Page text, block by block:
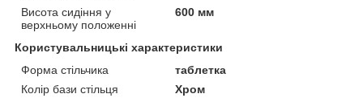
Висота сидіння у
верхньому положенні
600 мм
Користувальницькі характеристики
Форма стільчика
таблетка
Колір бази стільця
Хром